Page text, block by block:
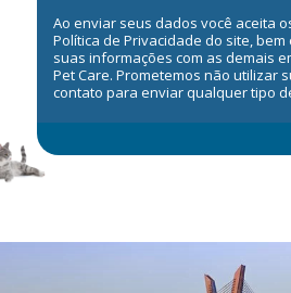
Ao enviar seus dados você aceita
Política de Privacidade do site,
suas informações com as demais
Pet Care. Prometemos não utilizar
contato para enviar qualquer tipo